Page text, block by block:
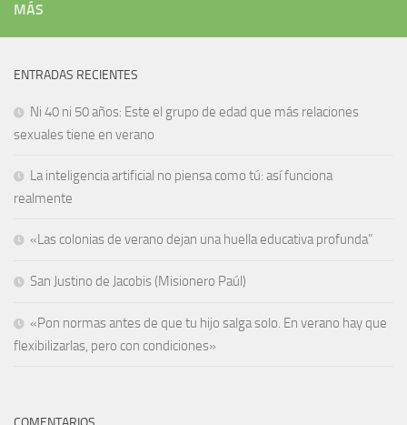
MÁS
ENTRADAS RECIENTES
Ni 40 ni 50 años: Este el grupo de edad que más relaciones
sexuales tiene en verano
La inteligencia artificial no piensa como tú: así funciona
realmente
«Las colonias de verano dejan una huella educativa profunda”
San Justino de Jacobis (Misionero Paúl)
«Pon normas antes de que tu hijo salga solo. En verano hay que
flexibilizarlas, pero con condiciones»